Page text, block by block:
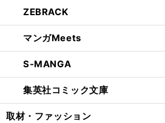
ZEBRACK
マンガMeets
S-MANGA
集英社コミック文庫
取材・ファッション